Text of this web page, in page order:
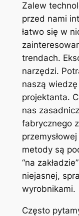
Zalew
przed nami
łatwo się w
trendach.
narzędzi.
naszą
projektanta.
nas
fabrycznego
metody są
“na
niejasnej,
wyrobnikami.
Często